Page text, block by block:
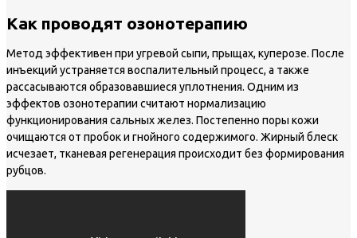
Как проводят озонотерапию
Метод эффективен при угревой сыпи, прыщах, куперозе. После
инъекций устраняется воспалительный процесс, а также
рассасываются образовавшиеся уплотнения. Одним из
эффектов озонотерапии считают нормализацию
функционирования сальных желез. Постепенно поры кожи
очищаются от пробок и гнойного содержимого. Жирный блеск
исчезает, тканевая регенерация происходит без формирования
рубцов.